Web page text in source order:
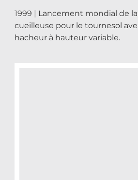
1999 | Lancement mondial de
cueilleuse pour le tournesol
hacheur à hauteur variable.